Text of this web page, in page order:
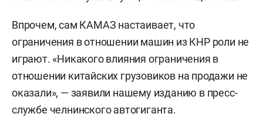
Впрочем, сам КАМАЗ настаивает, что
ограничения в отношении машин из КНР роли не
играют. «Никакого влияния ограничения в
отношении китайских грузовиков на продажи не
оказали», — заявили нашему изданию в пресс-
службе челнинского автогиганта.